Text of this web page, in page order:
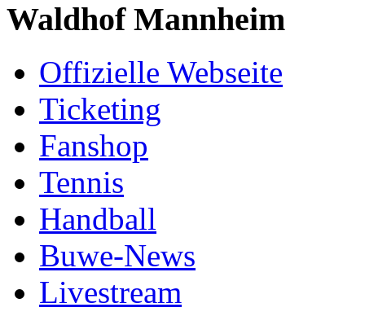
Waldhof Mannheim
Offizielle Webseite
Ticketing
Fanshop
Tennis
Handball
Buwe-News
Livestream